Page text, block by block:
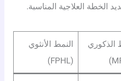
العلاجية المناسبة.
النمط الأنثوي